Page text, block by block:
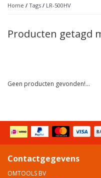
Home / Tags / LR-500HV
Producten getagd
Geen producten gevonden!...
Contactgegevens
OMTOOLS BV